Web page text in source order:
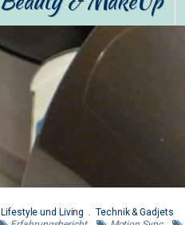
Lifestyle und Living
Technik & Gadjets